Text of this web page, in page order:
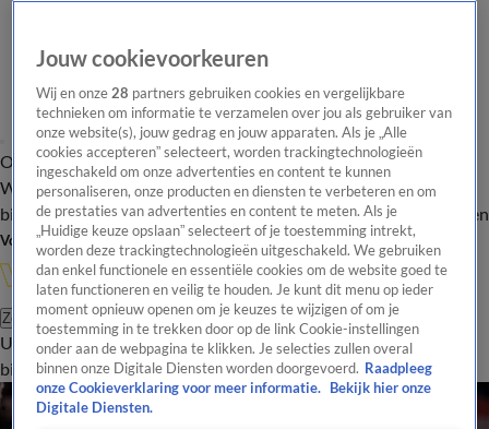
Overzicht Onze programma's Uitzendingen Onze gezichten
In de
WandelgangenInterviewsUitzending
bijwonenPodcastShopVeelgestelde vragenKijkersvraag insturen
Volg Vandaag Inside
Zoeken
UitzendingenVandaag InsideDe OranjezomerShopUitzending
bijwonen
Jouw cookievoorkeuren
Wij en onze28 partners gebruiken cookies en vergelijkbare
technieken om informatie te verzamelen over jou als gebruiker van
onze website(s), jouw gedrag en jouw apparaten. Als je „Alle
cookies accepteren” selecteert, worden trackingtechnologieën
ingeschakeld om onze advertenties en content te kunnen
personaliseren, onze producten en diensten te verbeteren en om
de prestaties van advertenties en content te meten. Als je
„Huidige keuze opslaan” selecteert of je toestemming intrekt,
worden deze trackingtechnologieën uitgeschakeld. We gebruiken
dan enkel functionele en essentiële cookies om de website goed te
laten functioneren en veilig te houden. Je kunt dit menu op ieder
moment opnieuw openen om je keuzes te wijzigen of om je
toestemming in te trekken door op de link Cookie-instellingen
onder aan de webpagina te klikken. Je selecties zullen overal
binnen onze Digitale Diensten worden doorgevoerd. Raadpleeg
onze Cookieverklaring voor meer informatie.
Bekijk hier onze
Digitale Diensten.